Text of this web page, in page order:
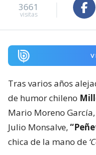
3661
visitas
Tras varios años
de humor chileno
Mario Moreno
Julio Monsalve,
chica de la mano de